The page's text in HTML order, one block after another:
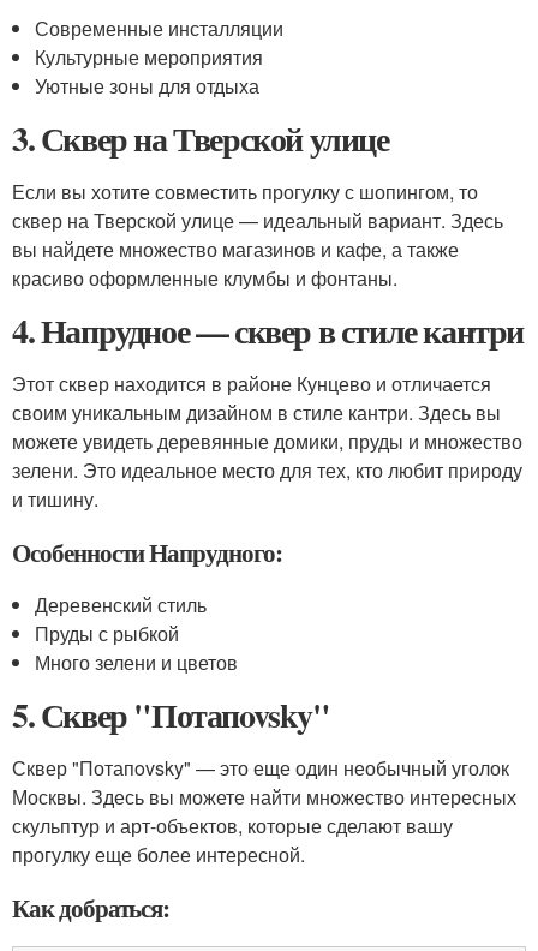
Современные инсталляции
Культурные мероприятия
Уютные зоны для отдыха
3. Сквер на Тверской улице
Если вы хотите совместить прогулку с шопингом, то
сквер на Тверской улице — идеальный вариант. Здесь
вы найдете множество магазинов и кафе, а также
красиво оформленные клумбы и фонтаны.
4. Напрудное — сквер в стиле кантри
Этот сквер находится в районе Кунцево и отличается
своим уникальным дизайном в стиле кантри. Здесь вы
можете увидеть деревянные домики, пруды и множество
зелени. Это идеальное место для тех, кто любит природу
и тишину.
Особенности Напрудного:
Деревенский стиль
Пруды с рыбкой
Много зелени и цветов
5. Сквер "Потапovsky"
Сквер "Потапovsky" — это еще один необычный уголок
Москвы. Здесь вы можете найти множество интересных
скульптур и арт-объектов, которые сделают вашу
прогулку еще более интересной.
Как добраться: